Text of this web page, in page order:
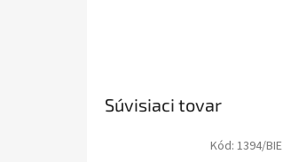
Súvisiaci tovar
Kód: 1394/BIE